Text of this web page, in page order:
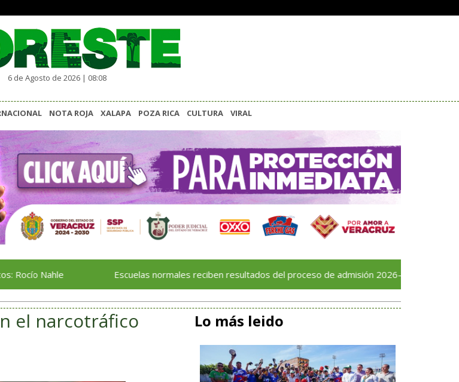
6 de Agosto de 2026 | 08:08
NOTA ROJA XALAPA POZA RICA CULTURA VIRAL
Escuelas normales reciben resultados del proceso de admisión 2026–2027
el narcotráfico
Lo más leido